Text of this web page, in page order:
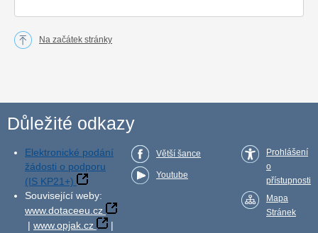
Na začátek stránky
Důležité odkazy
Elektronické podání
žádosti o podporu
(IS KP21+)
Související weby:
www.dotaceeu.cz
| www.opjak.cz
|
Větší šance
Youtube
Prohlášení
o
přístupnosti
Mapa
Stránek